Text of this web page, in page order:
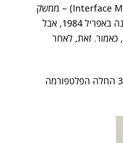
בניו-יורק והציגה את Windows, שבראשית דרכה כונתה "מנהל ממשק" (Interface Manager) – ממשק
משתמש גרפי למערכות מבוססות DOS. ביל גייטס הבטיח אז שהמערכת תהיה זמינה באפריל 1984, אבל
באיחור אופנתי, היא הושקה רק ב-20 בנובמבר 1985, בשמה החדש – Windows, כאמור. זאת, לאחר
הגרסאות הראשונות של המערכת לא זכו להתלהבות גדולה, ורק כשהושקה גרסה 3 החלה הפלטפורמה